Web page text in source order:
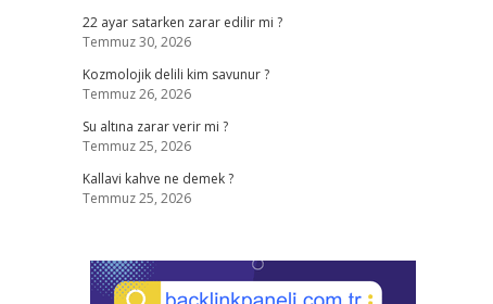
22 ayar satarken zarar edilir mi ?
Temmuz 30, 2026
Kozmolojik delili kim savunur ?
Temmuz 26, 2026
Su altına zarar verir mi ?
Temmuz 25, 2026
Kallavi kahve ne demek ?
Temmuz 25, 2026